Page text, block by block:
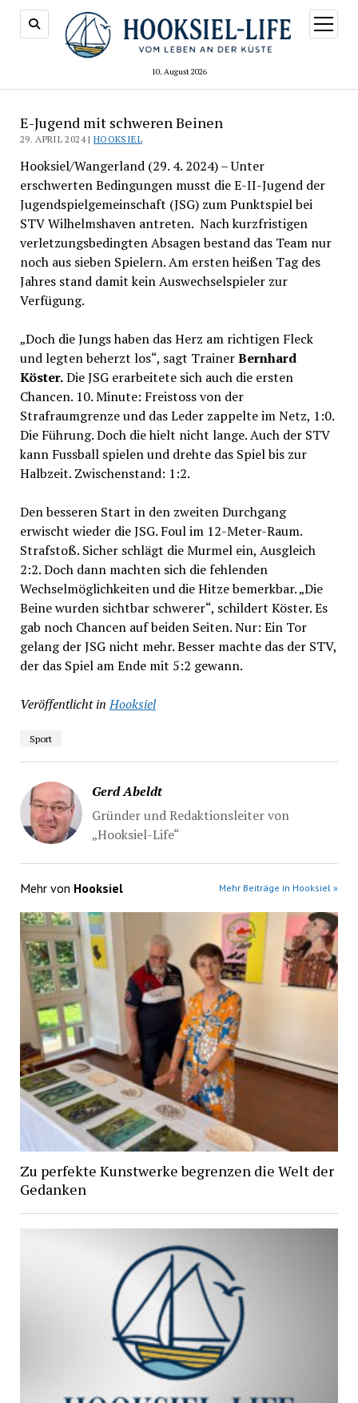
10. August 2026
Menü
öffnen
E-Jugend mit schweren Beinen
29. APRIL 2024 |HOOKSIEL
Hooksiel/Wangerland (29. 4. 2024) – Unter
erschwerten Bedingungen musst die E-II-Jugend der
Jugendspielgemeinschaft (JSG) zum Punktspiel bei
STV Wilhelmshaven antreten. Nach kurzfristigen
verletzungsbedingten Absagen bestand das Team nur
noch aus sieben Spielern. Am ersten heißen Tag des
Jahres stand damit kein Auswechselspieler zur
Verfügung.
„Doch die Jungs haben das Herz am richtigen Fleck
und legten beherzt los“, sagt TrainerBernhard
Köster.Die JSG erarbeitete sich auch die ersten
Chancen. 10. Minute: Freistoss von der
Strafraumgrenze und das Leder zappelte im Netz, 1:0.
Die Führung. Doch die hielt nicht lange. Auch der STV
kann Fussball spielen und drehte das Spiel bis zur
Halbzeit. Zwischenstand: 1:2.
Den besseren Start in den zweiten Durchgang
erwischt wieder die JSG. Foul im 12-Meter-Raum.
Strafstoß. Sicher schlägt die Murmel ein, Ausgleich
2:2. Doch dann machten sich die fehlenden
Wechselmöglichkeiten und die Hitze bemerkbar. „Die
Beine wurden sichtbar schwerer“, schildert Köster. Es
gab noch Chancen auf beiden Seiten. Nur: Ein Tor
gelang der JSG nicht mehr. Besser machte das der STV,
der das Spiel am Ende mit 5:2 gewann.
Veröffentlicht in Hooksiel
Sport
Gerd Abeldt
Gründer und Redaktionsleiter von
„Hooksiel-Life“
Mehr von Hooksiel Mehr Beiträge in Hooksiel »
Zu perfekte Kunstwerke begrenzen die Welt der
Gedanken